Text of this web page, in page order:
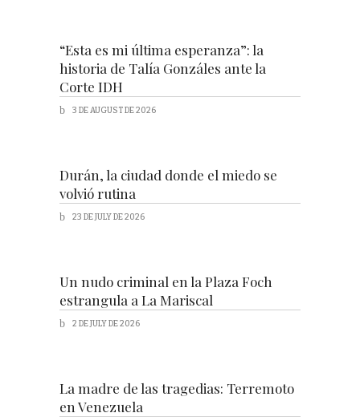
“Esta es mi última esperanza”: la
historia de Talía Gonzáles ante la
Corte IDH
3 DE AUGUST DE 2026
Durán, la ciudad donde el miedo se
volvió rutina
23 DE JULY DE 2026
Un nudo criminal en la Plaza Foch
estrangula a La Mariscal
2 DE JULY DE 2026
La madre de las tragedias: Terremoto
en Venezuela